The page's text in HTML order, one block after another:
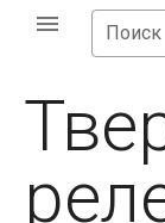
Поиск